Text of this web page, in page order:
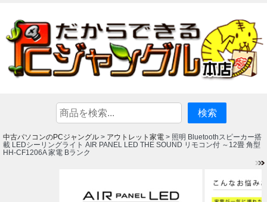
中古パソコンのPCジャングル > アウトレット家電 > 照明 Bluetoothスピーカー搭
載 LEDシーリングライト AIR PANEL LED THE SOUND リモコン付 ～12畳 角型
HH-CF1206A 家電 Bランク